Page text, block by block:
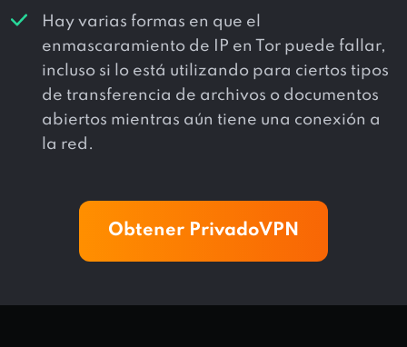
Hay varias formas en que el
enmascaramiento de IP en Tor puede fallar,
incluso si lo está utilizando para ciertos tipos
de transferencia de archivos o documentos
abiertos mientras aún tiene una conexión a
la red.
Obtener PrivadoVPN